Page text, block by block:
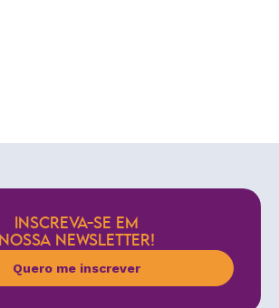
INSCREVA-SE EM
NOSSA NEWSLETTER!
Quero me inscrever